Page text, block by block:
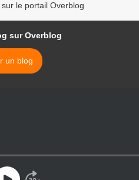
le portail Overblog
sur Overblog
un blog